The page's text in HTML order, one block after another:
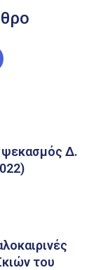
ψεκασμός Δ.
του